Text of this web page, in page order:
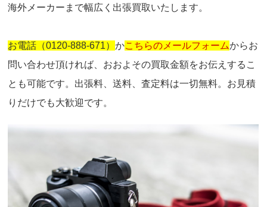
海外メーカーまで幅広く出張買取いたします。
お電話（0120-888-671）かこちらのメールフォームからお
問い合わせ頂ければ、おおよその買取金額をお伝えするこ
とも可能です。出張料、送料、査定料は一切無料。お見積
りだけでも大歓迎です。